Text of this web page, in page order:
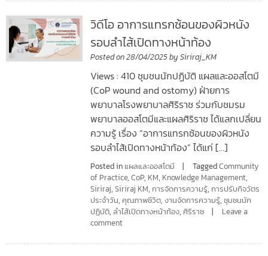
วิดีโอ อาการแทรกซ้อนของผิวหนัง
รอบลำไส้เปิดทางหน้าท้อง
Posted on28/04/2025bySiriraj_KM
Views : 410 ชุมชนนักปฏิบัติ แผลและออสโตมี
(CoP wound and ostomy) ฝ่ายการ
พยาบาลโรงพยาบาลศิริราช ร่วมกับชมรม
พยาบาลออสโตมีและแผลศิริราช ได้แลกเปลี่ยน
ความรู้ เรื่อง “อาการแทรกซ้อนของผิวหนัง
รอบลำไส้เปิดทางหน้าท้อง” ได้แก่ […]
Posted in แผลและออสโตมี TaggedCommunity
of Practice,CoP, KM, Knowledge Management,
Siriraj,Siriraj KM,การจัดการความรู้,การปรับกิจวัตร
ประจำวัน, คุณภาพชีวิต,งานจัดการความรู้,ชุมชนนัก
ปฏิบัติ,ลำไส้เปิดทางหน้าท้อง, ศิริราช
Leave a
comment